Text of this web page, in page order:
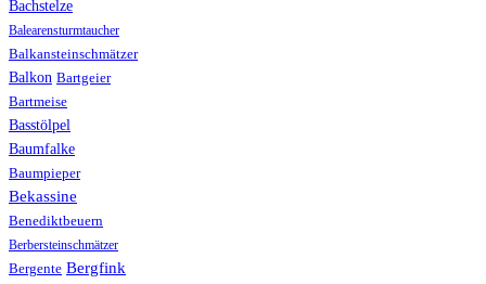
Bachstelze
Balearensturmtaucher
Balkansteinschmätzer
Balkon Bartgeier
Bartmeise
Basstölpel
Baumfalke
Baumpieper
Bekassine
Benediktbeuern
Berbersteinschmätzer
Bergente Bergfink